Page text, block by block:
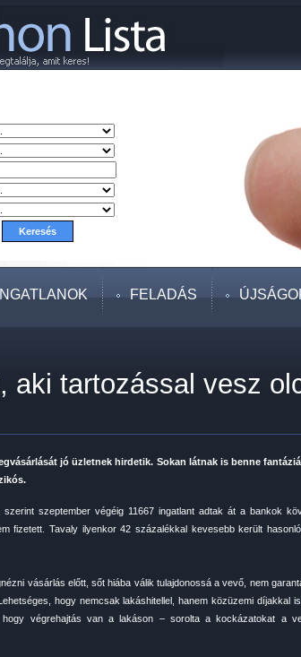
FELADÁS
aki tartozással vesz
jó üzletnek hirdetik. Sokan látnak is benne
szerint szeptember végéig 11667 ingatlant adtak át a bankok
fizetett. Tavaly ilyenkor 42 százalékkal kevesebb került
vásárlás előtt, sőt hiába válik tulajdonossá a vevő, nem
hogy nemcsak lakáshitellel, hanem közüzemi díjakkal
végrehajtás van a lakáson – sorolta a kockázatokat a